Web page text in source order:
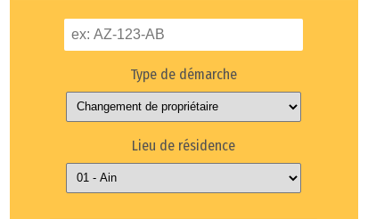
Type de démarche
Lieu de résidence